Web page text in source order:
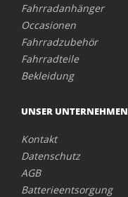
Fahrradanhänger
Occasionen
Fahrradzubehör
Fahrradteile
Bekleidung
UNSER UNTERNEHMEN
Kontakt
Datenschutz
AGB
Batterieentsorgung